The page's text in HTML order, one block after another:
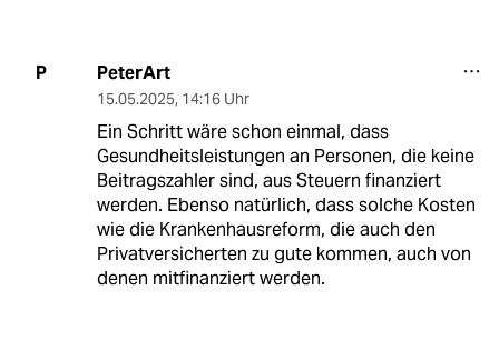
P PeterArt
15.05.2025, 14:16 Uhr
Ein Schritt wäre schon einmal, dass
Gesundheitsleistungen an Personen, die keine
Beitragszahler sind, aus Steuern finanziert
werden. Ebenso natürlich, dass solche Kosten
wie die Krankenhausreform, die auch den
Privatversicherten zu gute kommen, auch von
denen mitfinanziert werden.